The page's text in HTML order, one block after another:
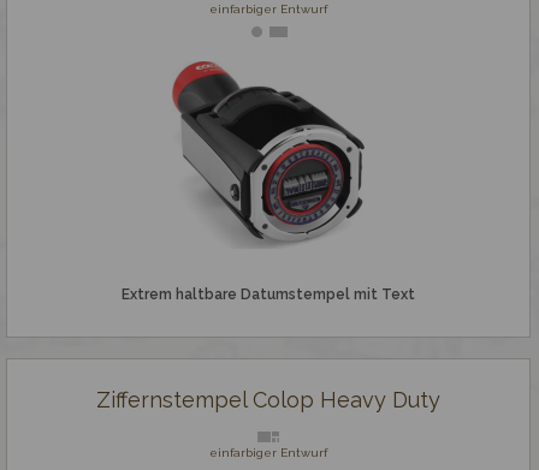
einfarbiger Entwurf
Extrem haltbare Datumstempel mit Text
Ziffernstempel Colop Heavy Duty
einfarbiger Entwurf